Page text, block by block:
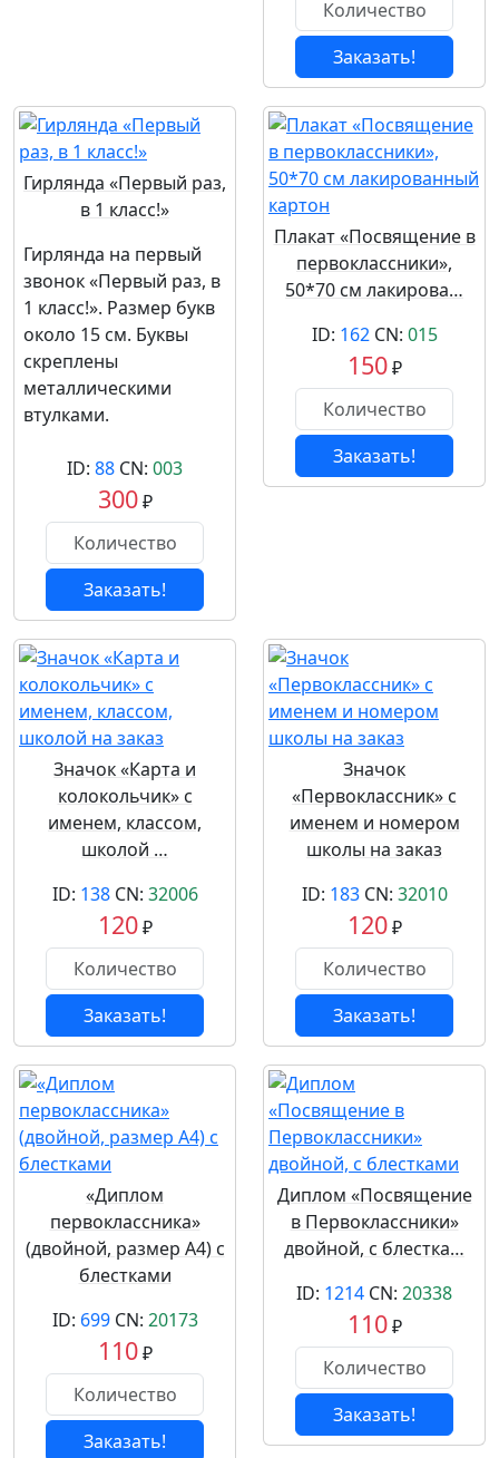
Заказать!
Гирлянда «Первый раз,
в 1 класс!»
Гирлянда на первый
звонок «Первый раз, в
1 класс!». Размер букв
около 15 см. Буквы
скреплены
металлическими
втулками.
ID: 88 CN: 003
300₽
Заказать!
Плакат «Посвящение в
первоклассники»,
50*70 см лакирова…
ID: 162CN: 015
150₽
Заказать!
Значок «Карта и
колокольчик» с
именем, классом,
школой …
ID: 138CN: 32006
120₽
Заказать!
Значок
«Первоклассник» с
именем и номером
школы на заказ
ID: 183CN: 32010
120₽
Заказать!
«Диплом
первоклассника»
(двойной, размер А4) с
блестками
ID: 699CN: 20173
110₽
Заказать!
Диплом «Посвящение
в Первоклассники»
двойной, с блестка…
ID: 1214 CN: 20338
110₽
Заказать!